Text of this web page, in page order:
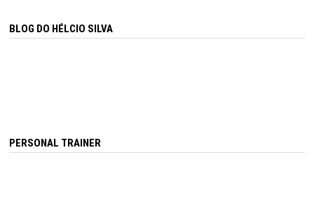
BLOG DO HÉLCIO SILVA
PERSONAL TRAINER